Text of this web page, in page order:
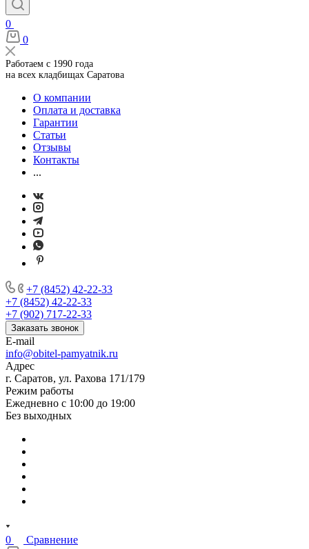
0
0
Работаем с 1990 года
на всех кладбищах Саратова
О компании
Оплата и доставка
Гарантии
Статьи
Отзывы
Контакты
...
+7 (8452) 42-22-33
+7 (8452) 42-22-33
+7 (902) 717-22-33
Заказать звонок
E-mail
info@obitel-pamyatnik.ru
Адрес
г. Саратов, ул. Рахова 171/179
Режим работы
Ежедневно с 10:00 до 19:00
Без выходных
0
Сравнение